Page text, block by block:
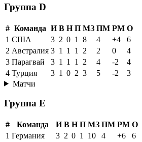
Группа D
# Команда И В Н П МЗ ПМ РМ О
1 США 3 2 0 1 8 4 +4
6
2 Австралия 3 1 1 1 2 2 0
4
3 Парагвай 3 1 1 1 2 4 -2
4
4 Турция 3 1 0 2 3 5 -2
3
Матчи
Группа E
# Команда И В Н П МЗ ПМ РМ О
1 Германия 3 2 0 1 10 4 +6
6